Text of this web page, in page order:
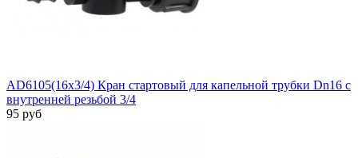
AD6105(16x3/4) Кран стартовый для капельной трубки Dn16 с
внутренней резьбой 3/4
95 руб